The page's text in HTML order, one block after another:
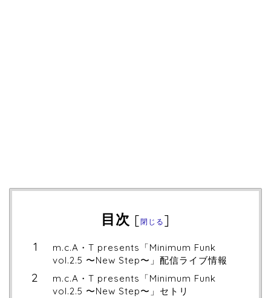
目次 [閉じる ]
m.c.A・T presents「Minimum Funk
vol.2.5 〜New Step〜」配信ライブ情報
m.c.A・T presents「Minimum Funk
vol.2.5 〜New Step〜」セトリ